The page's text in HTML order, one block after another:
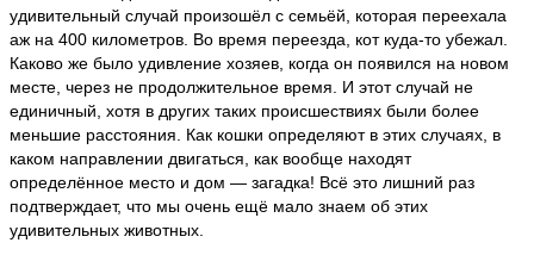
удивительный случай произошёл с семьёй, которая переехала
аж на 400 километров. Во время переезда, кот куда-то убежал.
Каково же было удивление хозяев, когда он появился на новом
месте, через не продолжительное время. И этот случай не
единичный, хотя в других таких происшествиях были более
меньшие расстояния. Как кошки определяют в этих случаях, в
каком направлении двигаться, как вообще находят
определённое место и дом — загадка! Всё это лишний раз
подтверждает, что мы очень ещё мало знаем об этих
удивительных животных.